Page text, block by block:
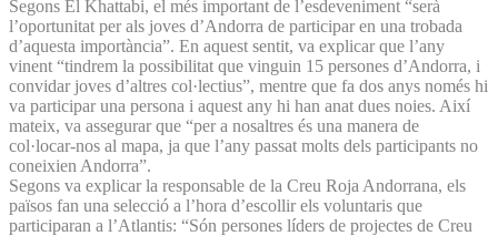
Segons El Khattabi, el més important de l’esdeveniment “serà
l’oportunitat per als joves d’Andorra de participar en una trobada
d’aquesta importància”. En aquest sentit, va explicar que l’any
vinent “tindrem la possibilitat que vinguin 15 persones d’Andorra, i
convidar joves d’altres col·lectius”, mentre que fa dos anys només hi
va participar una persona i aquest any hi han anat dues noies. Així
mateix, va assegurar que “per a nosaltres és una manera de
col·locar-nos al mapa, ja que l’any passat molts dels participants no
coneixien Andorra”.
Segons va explicar la responsable de la Creu Roja Andorrana, els
països fan una selecció a l’hora d’escollir els voluntaris que
participaran a l’Atlantis: “Són persones líders de projectes de Creu